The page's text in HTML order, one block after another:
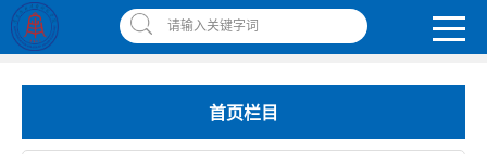
南昌应用技术师范学院，助你圆梦!
| 网上缴费平台 违反师德师风举报信箱
请输入关键字词
首页栏目